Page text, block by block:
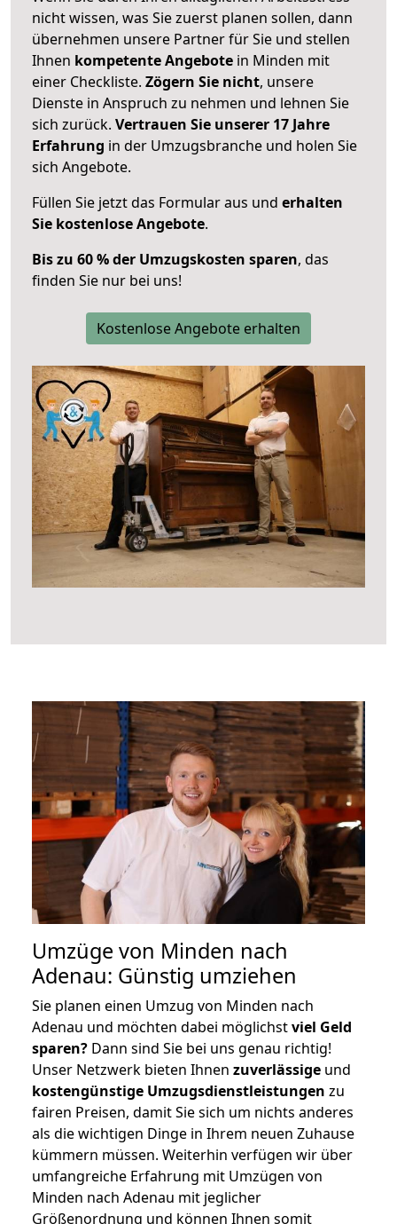
nicht wissen, was Sie zuerst planen sollen, dann
übernehmen unsere Partner für Sie und stellen
Ihnen kompetente Angebote in Minden mit
einer Checkliste. Zögern Sie nicht, unsere
Dienste in Anspruch zu nehmen und lehnen Sie
sich zurück. Vertrauen Sie unserer 17 Jahre
Erfahrung in der Umzugsbranche und holen Sie
sich Angebote.
Füllen Sie jetzt das Formular aus und erhalten
Sie kostenlose Angebote.
Bis zu 60 % der Umzugskosten sparen, das
finden Sie nur bei uns!
Kostenlose Angebote erhalten
Umzüge von Minden nach
Adenau: Günstig umziehen
Sie planen einen Umzug von Minden nach
Adenau und möchten dabei möglichstviel Geld
sparen? Dann sind Sie bei uns genau richtig!
Unser Netzwerk bieten Ihnen zuverlässige und
kostengünstige Umzugsdienstleistungen zu
fairen Preisen, damit Sie sich um nichts anderes
als die wichtigen Dinge in Ihrem neuen Zuhause
kümmern müssen. Weiterhin verfügen wir über
umfangreiche Erfahrung mit Umzügen von
Minden nach Adenau mit jeglicher
Größenordnung und können Ihnen somit